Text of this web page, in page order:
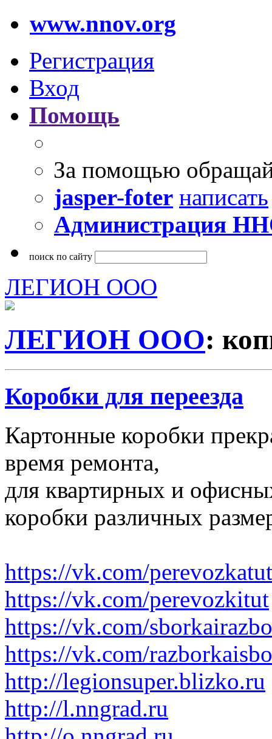
www.nnov.org
Регистрация
Вход
Помощь
За помощью
jasper-foter написать
Администрация
поиск по сайту
ЛЕГИОН ООО
ЛЕГИОН ООО:
Коробки для переезда
Картонные коробки
время ремонта,
для квартирных и
коробки различных
https://vk.com/perevozkatut
https://vk.com/perevozkitut
https://vk.com/
https://vk.com/
http://legionsuper.blizko.ru
http://l.nngrad.ru